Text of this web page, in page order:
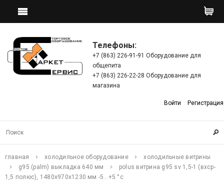
Телефоны:
+7 (863) 226-91-91 Оборудование для
общепита
+7 (863) 226-22-28 Оборудование для
магазина
Войти Регистрация
главная холодильное оборудование
холодильные витрины
g95 (palm) выкладка 640 мм
polus витрина g95 sv 1,5-1 (вхср-
1,5 полюс), 1480х970х1230 мм -5…+5 °c